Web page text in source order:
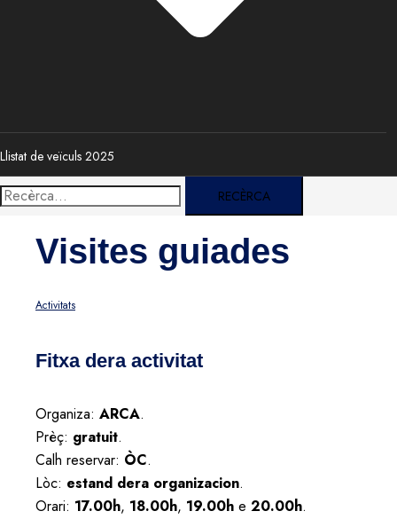
Llistat de veïculs 2025
Recercar:
Visites guiades
Activitats
Fitxa dera activitat
Organiza: ARCA.
Prèç: gratuit.
Calh reservar: ÒC.
Lòc: estand dera organizacion.
Orari: 17.00h, 18.00h, 19.00h e 20.00h.